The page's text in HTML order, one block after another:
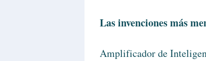
Las invenciones más
Amplificador de